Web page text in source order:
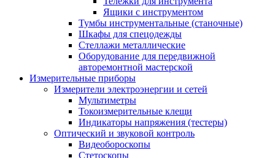
Ящики с инструментом
Тумбы инструментальные (станочные)
Шкафы для спецодежды
Стеллажи металлические
Оборудование для передвижной
авторемонтной мастерской
Измерительные приборы
Измерители электроэнергии и сетей
Мультиметры
Токоизмерительные клещи
Индикаторы напряжения (тестеры)
Оптический и звуковой контроль
Видеобороскопы
Стетоскопы